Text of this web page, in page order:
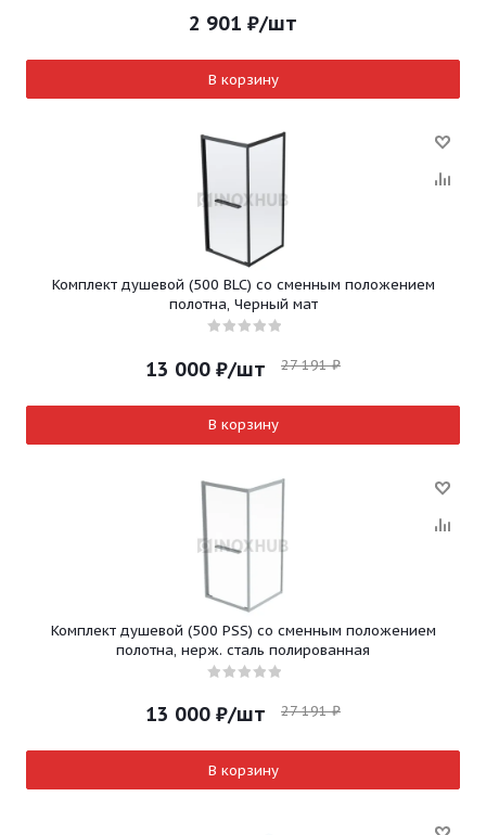
2 901 ₽/шт
В корзину
Комплект душевой (500 BLC) со сменным положением
полотна, Черный мат
13 000 ₽/шт 27 191₽
В корзину
Комплект душевой (500 PSS) со сменным положением
полотна, нерж. сталь полированная
13 000 ₽/шт 27 191₽
В корзину